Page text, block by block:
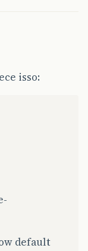
isso:
default